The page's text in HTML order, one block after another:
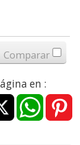
Comparar
en :